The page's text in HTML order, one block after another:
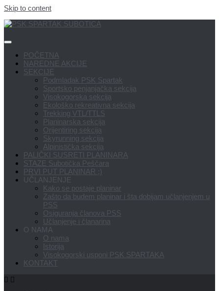
Skip to content
POČETNA
NAREDNE AKCIJE
SEKCIJE
Podmladak PSK Spartak
Sportsko penjanjačka sekcija
Visokogorska sekcija
Ekološko rekreativna sekcija
Trekking VTL/TTLS
Planinarska sekcija
Orijentiring sekcija
Skyrunning sekcija
Alpinistička sekcija
PALIČKI SUSRETI PLANINARA
STAZE Subotička Peščara
PRVI PUT PLANINAR ;)
UČLANJENJE
Kako se postaje planinar
Zašto da budem planinar i šta dobijam učlanjenjem u
PSS
Osiguranja članova PSS
Učlanjenje i članarina
O NAMA
O nama
Istorija
Visokogorski usponi PSK SPARTAKA
KONTAKT